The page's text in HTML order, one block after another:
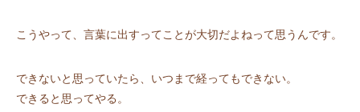
こうやって、言葉に出すってことが大切だよねって思うんです。
できないと思っていたら、いつまで経ってもできない。
できると思ってやる。